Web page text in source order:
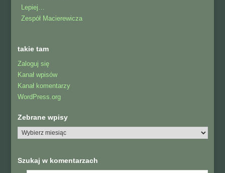
Lepiej…
Zespół Macierewicza
takie tam
Zaloguj się
Kanał wpisów
Kanał komentarzy
WordPress.org
Zebrane wpisy
Szukaj w komentarzach